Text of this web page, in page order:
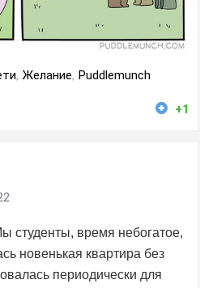
, Желание, Puddlemunch
+1
студенты, время небогатое,
новенькая квартира без
периодически для